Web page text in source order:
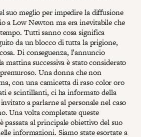
suo meglio per impedire la diffusione
a Low Newton ma era inevitabile che
Tutti sanno cosa significa
da un blocco di tutta la prigione,
Di conseguenza, l’annuncio
mattina successiva è stato considerato
Una donna che non
con una camicetta di raso color oro
e scintillanti, ci ha informato della
a parlarne al personale nel caso
Una volta completate queste
al principale obiettivo del suo
informazioni. Siamo state esortate a